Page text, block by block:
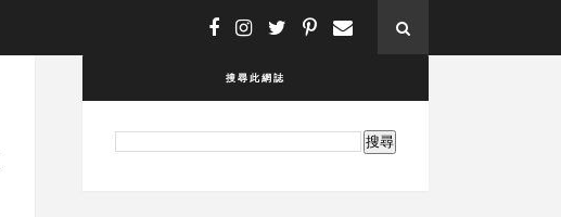
搜尋此網誌